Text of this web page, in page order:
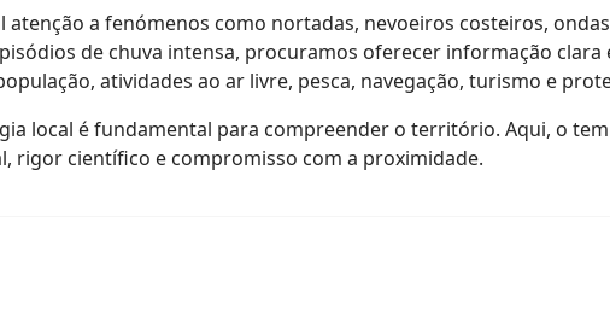
atenção a fenómenos como nortadas, nevoeiros costeiros,
de chuva intensa, procuramos oferecer informação clara
atividades ao ar livre, pesca, navegação, turismo e
local é fundamental para compreender o território. Aqui, o
rigor científico e compromisso com a proximidade.